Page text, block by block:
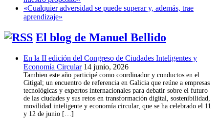
«Cualquier adversidad se puede superar y, además, trae
aprendizaje»
El blog de Manuel Bellido
En la II edición del Congreso de Ciudades Inteligentes y
Economía Circular 14 junio, 2026
Tambien este año participé como coordinador y conductos en el
Citigal; un encuentro de referencia en Galicia que reúne a empresas
tecnológicas y expertos internacionales para debatir sobre el futuro
de las ciudades y sus retos en transformación digital, sostenibilidad,
movilidad inteligente y economía circular, que se ha celebrado el 11
y 12 de junio […]